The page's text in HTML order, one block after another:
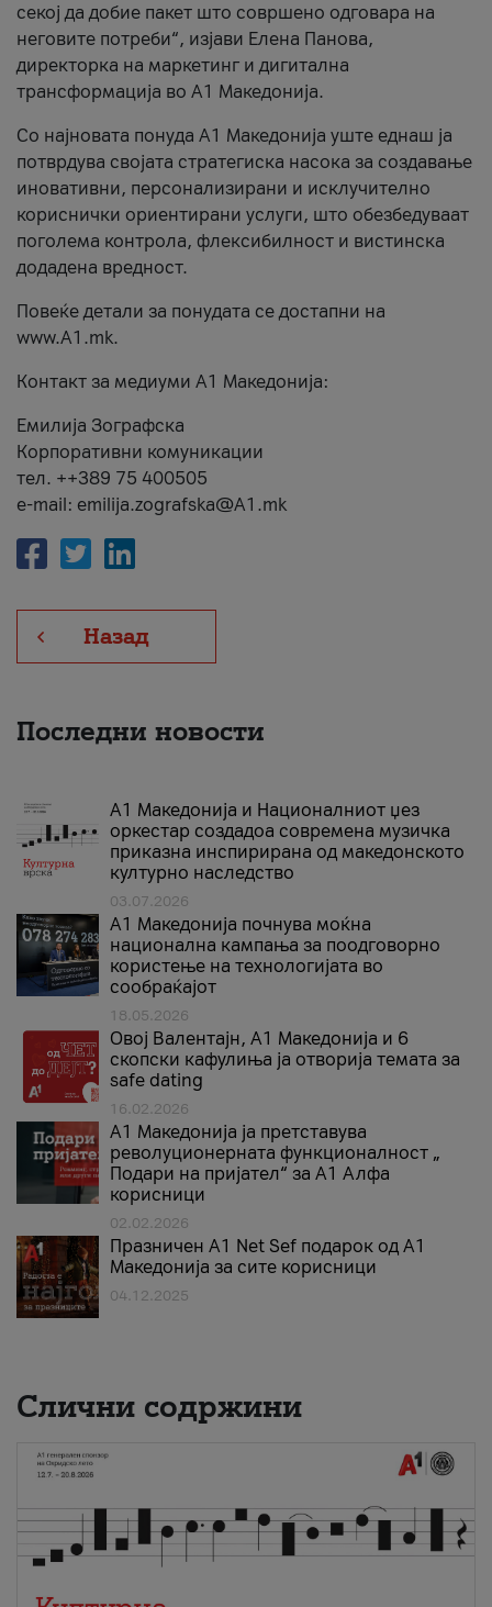
секој да добие пакет што совршено одговара на
неговите потреби“, изјави Елена Панова,
директорка на маркетинг и дигитална
трансформација во А1 Македонија.
Со најновата понуда А1 Македонија уште еднаш ја
потврдува својата стратегиска насока за создавање
иновативни, персонализирани и исклучително
кориснички ориентирани услуги, што обезбедуваат
поголема контрола, флексибилност и вистинска
додадена вредност.
Повеќе детали за понудата се достапни на
www.А1.mk.
Контакт за медиуми А1 Македонија:
Емилија Зографска
Корпоративни комуникации
тел. ++389 75 400505
e-mail: emilija.zografska@A1.mk
Назад
Последни новости
А1 Македонија и Националниот џез
оркестар создадоа современа музичка
приказна инспирирана од македонското
културно наследство
03.07.2026
A1 Македонија почнува моќна
национална кампања за поодговорно
користење на технологијата во
сообраќајот
18.05.2026
Овој Валентајн, A1 Македонија и 6
скопски кафулиња ја отворија темата за
safe dating
16.02.2026
А1 Македонија ја претставува
револуционерната функционалност „
Подари на пријател“ за А1 Алфа
корисници
02.02.2026
Празничен A1 Net Sеf подарок од А1
Македонија за сите корисници
04.12.2025
Слични содржини